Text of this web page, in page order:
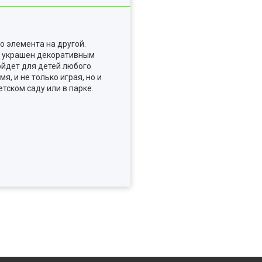
элемента на другой.
украшен декоративным
для детей любого
и не только играя, но и
саду или в парке.